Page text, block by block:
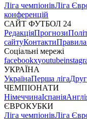
Ліга чемпіонівЛіга
конференцій
САЙТ ФУТБОЛ 24
РедакціяПрогнози
сайтуКонтакти
Соціальні мережі
facebookxyoutube
УКРАЇНА
УкраїнаПерша ліга
ЧЕМПІОНАТИ
НімеччинаІспанія
ЄВРОКУБКИ
Ліга чемпіонівЛіга